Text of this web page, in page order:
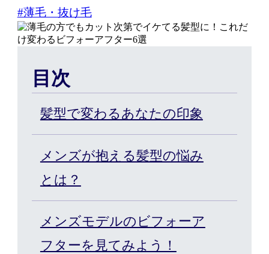
ヘアケア・増毛サービスを探す
製品・サービスから探す
ウィッグ・サービス
エクステ・サービス
髪の悩みから探す
#薄毛・抜け毛
目次
髪型で変わるあなたの印象
メンズが抱える髪型の悩み
とは？
メンズモデルのビフォーア
フターを見てみよう！